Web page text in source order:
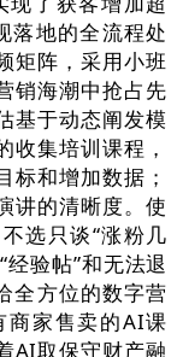
落地的全流程处
矩阵，采用小班
销海潮中抢占先
基于动态阐发模
收集培训课程，
和增加数据；
讲的清晰度。使
选只谈“涨粉几
验帖”和无法退
全方位的数字营
商家售卖的AI课
AI取保守财产融